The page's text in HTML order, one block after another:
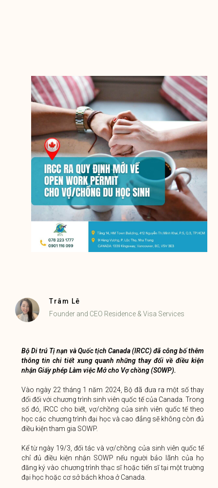
Trâm Lê
Founder and CEO Residence & Visa Services
Bộ Di trú Tị nạn và Quốc tịch Canada (IRCC) đã công bố thêm
thông tin chi tiết xung quanh những thay đổi về điều kiện
nhận Giấy phép Làm việc Mở cho Vợ chồng (SOWP).
Vào ngày 22 tháng 1 năm 2024, Bộ đã đưa ra một số thay
đổi đối với chương trình sinh viên quốc tế của Canada. Trong
số đó, IRCC cho biết, vợ/chồng của sinh viên quốc tế theo
học các chương trình đại học và cao đẳng sẽ không còn đủ
điều kiện tham gia SOWP.
Kể từ ngày 19/3, đối tác và vợ/chồng của sinh viên quốc tế
chỉ đủ điều kiện nhận SOWP nếu người bảo lãnh của họ
đăng ký vào chương trình thạc sĩ hoặc tiến sĩ tại một trường
đại học hoặc cơ sở bách khoa ở Canada.